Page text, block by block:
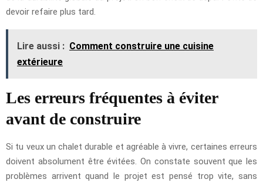
devoir refaire plus tard.
Lire aussi : Comment construire une cuisine
extérieure
Les erreurs fréquentes à éviter
avant de construire
Si tu veux un chalet durable et agréable à vivre, certaines erreurs
doivent absolument être évitées. On constate souvent que les
problèmes arrivent quand le projet est pensé trop vite, sans